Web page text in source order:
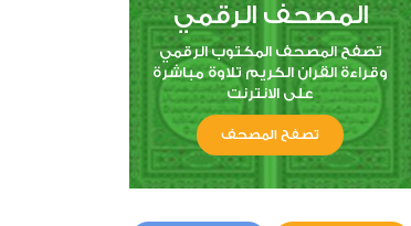
المصحف الرقمي
تصفح المصحف المكتوب الرقمي
وقراءة القران الكريم تلاوة مباشرة
على الانترنت
تصفح المصحف